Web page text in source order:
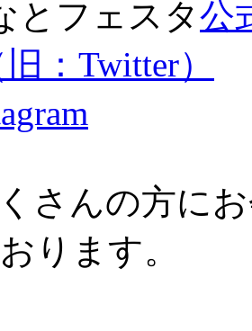
とフェスタ公
：Twitter）
さんの方に
ります。